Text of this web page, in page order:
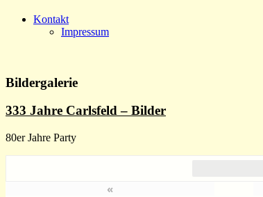
Kontakt
Impressum
Bildergalerie
333 Jahre Carlsfeld – Bilder
80er Jahre Party
«